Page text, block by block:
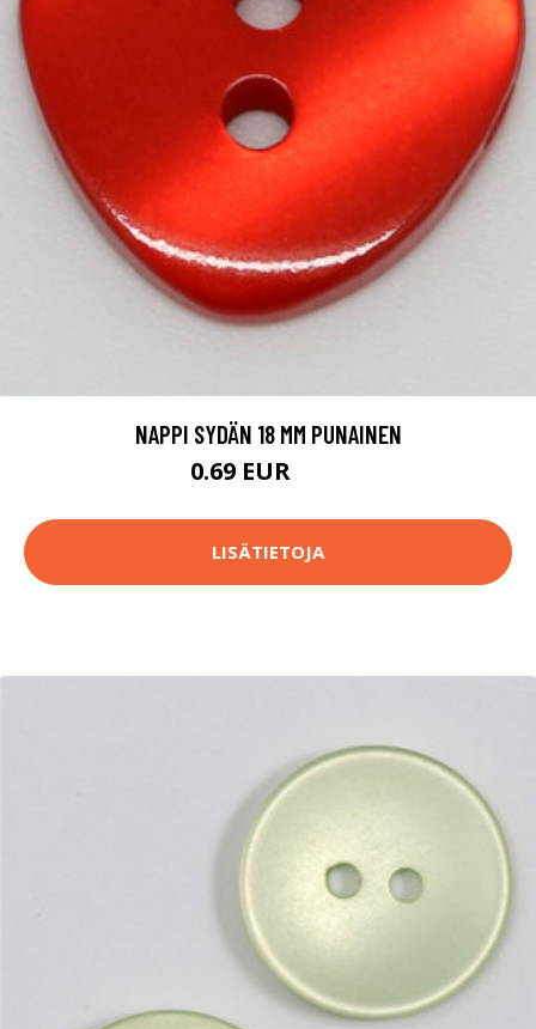
NAPPI SYDÄN 18 MM PUNAINEN
0.69 EUR
LISÄTIETOJA